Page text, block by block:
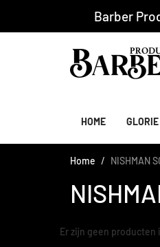
Barber
HOME GLORIE
Home NISHMAN
Er zijn geen producten